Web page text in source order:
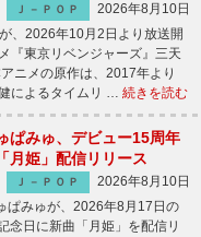
Ｊ－ＰＯＰ
2026年8月10日
、2026年10月2日より放送開
『東京リベンジャーズ』三天
ニメの原作は、2017年より
によるタイムリ … 続きを読む
ぱみゅ、デビュー15周年
月姫」配信リリース
Ｊ－ＰＯＰ
2026年8月10日
ぱみゅが、2026年8月17日の
念日に新曲「月姫」を配信リ